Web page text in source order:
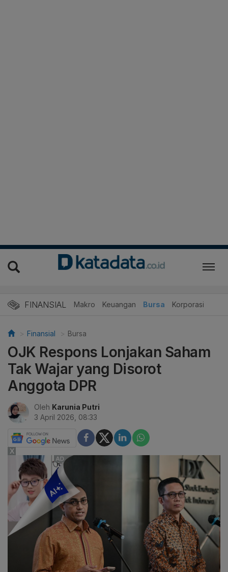
FINANSIAL Makro Keuangan Bursa Korporasi
Finansial Bursa
OJK Respons Lonjakan Saham
Tak Wajar yang Disorot
Anggota DPR
Oleh Karunia Putri
3 April 2026, 08:33
X